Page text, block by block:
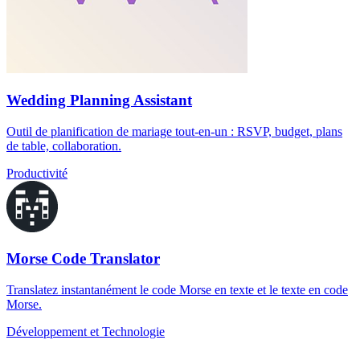
Wedding Planning Assistant
Outil de planification de mariage tout-en-un : RSVP, budget, plans
de table, collaboration.
Productivité
Morse Code Translator
Translatez instantanément le code Morse en texte et le texte en code
Morse.
Développement et Technologie